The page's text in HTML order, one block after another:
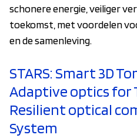
schonere energie, veiliger
toekomst, met voordelen
en de samenleving.
STARS: Smart 3D
Adaptive optics for
Resilient optical
System